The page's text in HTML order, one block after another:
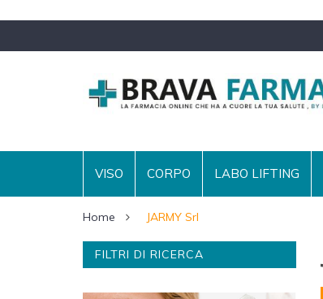
VISO CORPO LABO LIFTING
Home JARMY Srl
FILTRI DI RICERCA